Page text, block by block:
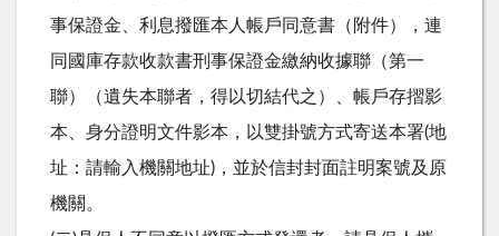
事保證金、利息撥匯本人帳戶同意書（附件），連
同國庫存款收款書刑事保證金繳納收據聯（第一
聯）（遺失本聯者，得以切結代之）、帳戶存摺影
本、身分證明文件影本，以雙掛號方式寄送本署(地
址：請輸入機關地址)，並於信封封面註明案號及原
機關。